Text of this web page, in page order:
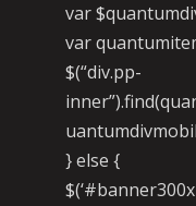
var
var
$(“div.pp-
} else {